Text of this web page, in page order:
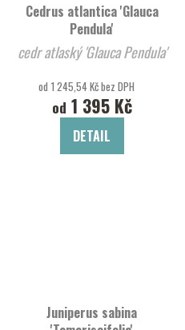
Cedrus atlantica 'Glauca
Pendula'
cedr atlaský 'Glauca Pendula'
od 1 245,54 Kč bez DPH
od 1 395 Kč
DETAIL
Juniperus sabina